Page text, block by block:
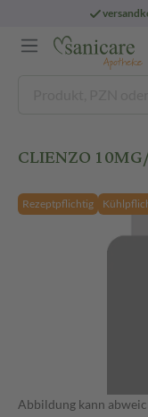
CLIENZO
Rezeptpflichtig
Abbildung kann